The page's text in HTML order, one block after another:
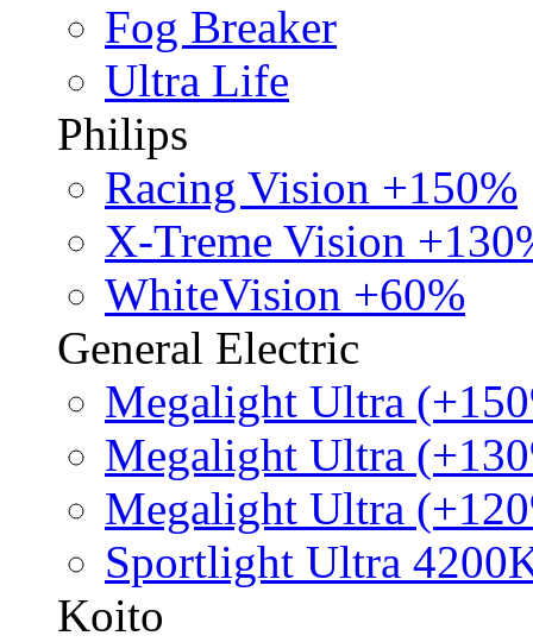
Fog Breaker
Ultra Life
Philips
Racing Vision +150%
X-Treme Vision
WhiteVision +60%
General Electric
Megalight Ultra
Megalight Ultra
Megalight Ultra
Sportlight Ultra
Koito